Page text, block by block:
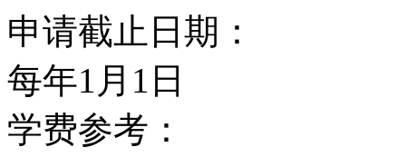
收费昂贵的私立学校，
好，因此也被称做贵族
有的几所不需申请费的
申请截止日期：
每年1月1日
学费参考：